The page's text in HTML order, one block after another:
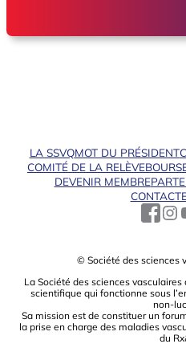
LA SSVQMOT DU PRÉSIDENT
COMITÉ DE LA RELÈVE
DEVENIR MEMBRE
© Société des sciences
La Société des sciences
scientiﬁque qui fonctionne sous
non-
Sa mission est de constituer un
la prise en charge des maladies
du